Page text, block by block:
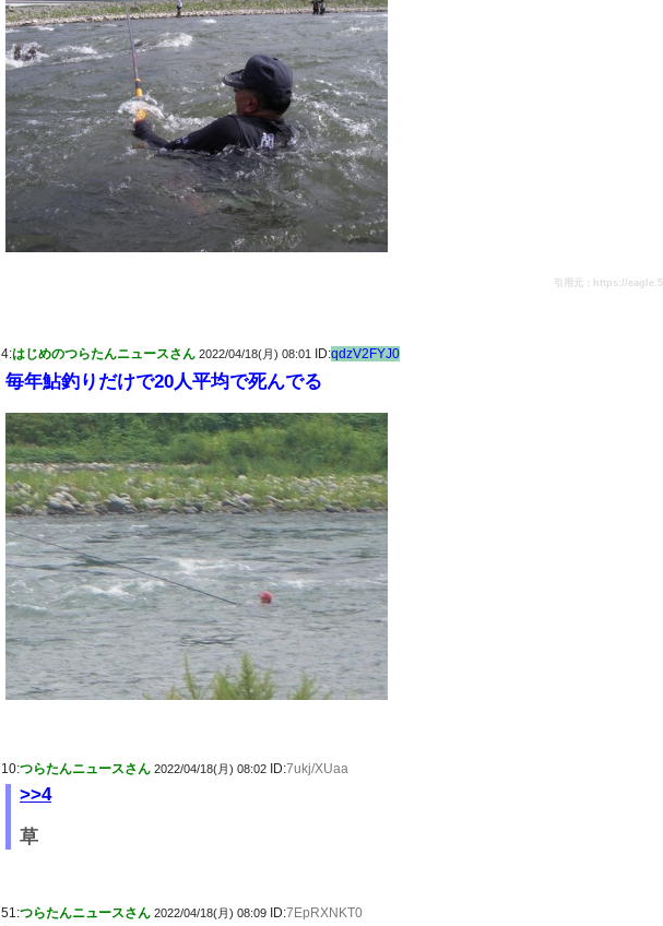
引用元：https://
4:はじめのつらたんニュースさん 2022/04/18(月) 08:01 ID:qdzV2FYJ0
毎年鮎釣りだけで20人平均で死んでる
10:つらたんニュースさん 2022/04/18(月) 08:02 ID:7ukj/XUaa
>>4
草
51:つらたんニュースさん 2022/04/18(月) 08:09 ID:7EpRXNKT0